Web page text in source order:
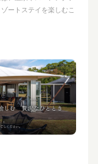
ートステイを楽しむこ